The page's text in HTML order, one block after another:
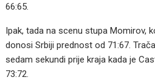
66:65.
Ipak, tada na scenu stupa Momirov,
donosi Srbiji prednost od 71:67.
sedam sekundi prije kraja kada je
73:72.